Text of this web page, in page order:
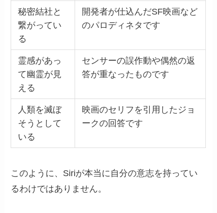
秘密結社と
繋がってい
る
開発者が仕込んだSF映画など
のパロディネタです
霊感があっ
て幽霊が見
える
センサーの誤作動や偶然の返
答が重なったものです
人類を滅ぼ
そうとして
いる
映画のセリフを引用したジョ
ークの回答です
このように、Siriが本当に自分の意志を持ってい
るわけではありません。